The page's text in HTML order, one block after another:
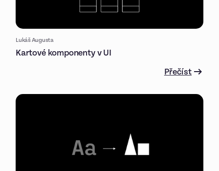
Lukáš Augusta
Kartové komponenty v UI
Přečíst